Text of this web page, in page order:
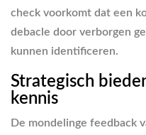
check voorkomt dat een
debacle door verborgen
kunnen identificeren.
Strategisch
kennis
De mondelinge feedback